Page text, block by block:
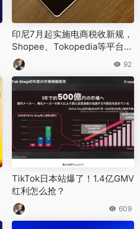
印尼7月起实施电商税收新规，
Shopee、Tokopedia等平台将
直接代扣商家0.5%所得税
92
TikTok日本站爆了！1.4亿GMV
红利怎么抢？
609